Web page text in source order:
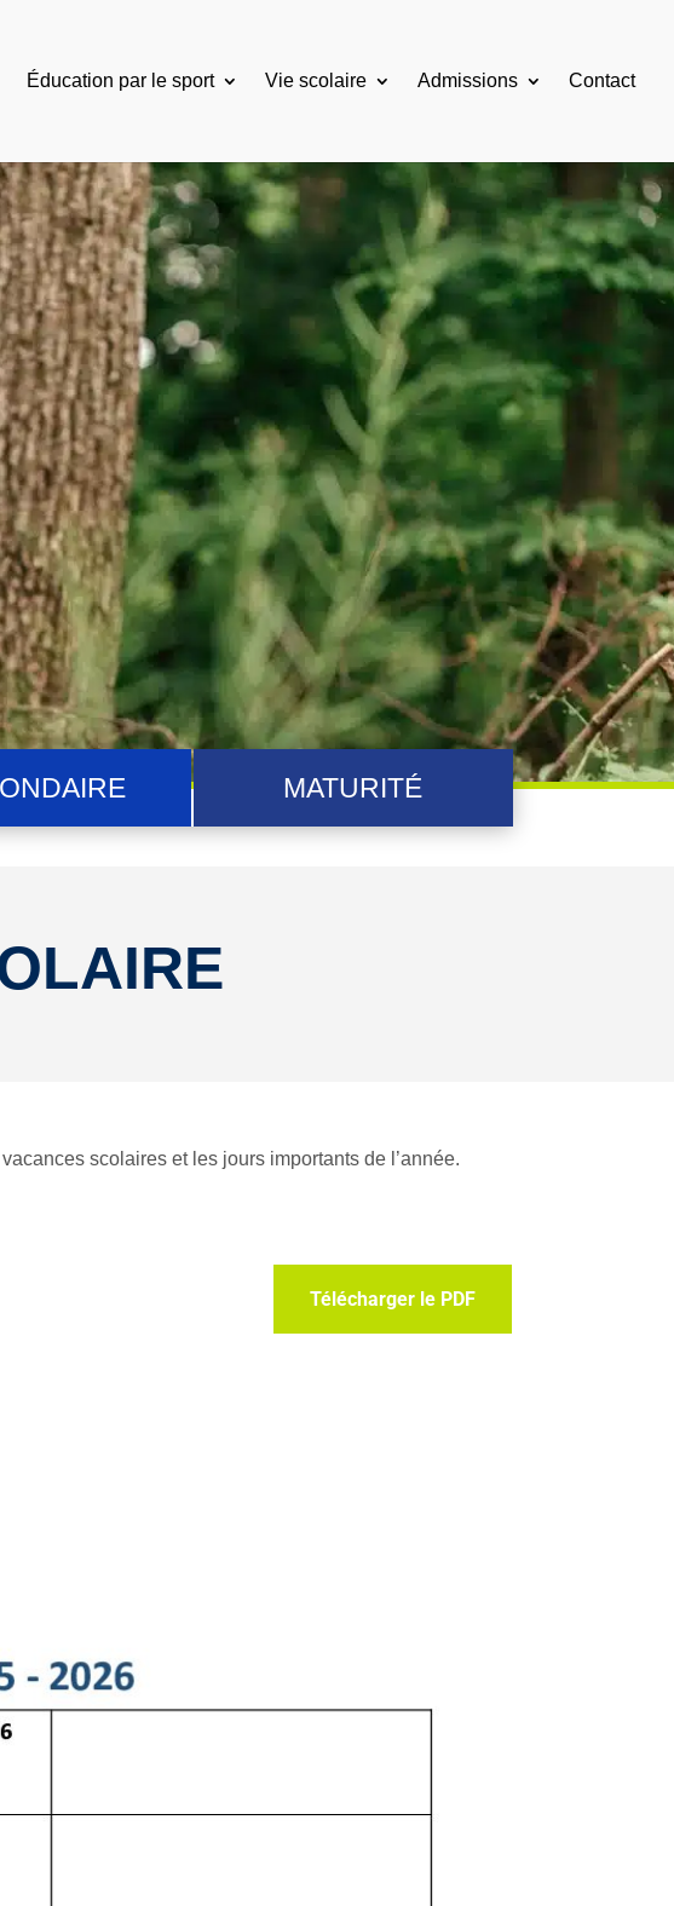
Éducation par le sport Vie scolaire Admissions Contact
MATURITÉ
scolaires et les jours importants de l’année.
Télécharger le PDF